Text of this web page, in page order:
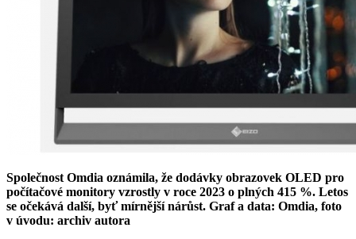
Společnost Omdia oznámila, že dodávky obrazovek OLED pro
počítačové monitory vzrostly v roce 2023 o plných 415 %. Letos
se očekává další, byť mírnější nárůst. Graf a data: Omdia, foto
v úvodu: archiv autora